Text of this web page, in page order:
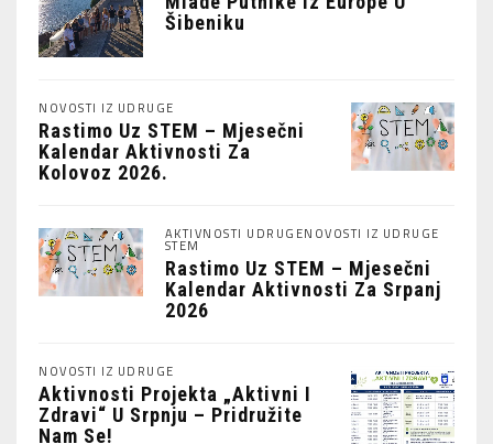
Šibeniku
NOVOSTI IZ UDRUGE
Rastimo Uz STEM – Mjesečni
Kalendar Aktivnosti Za
Kolovoz 2026.
AKTIVNOSTI UDRUGENOVOSTI IZ UDRUGE
STEM
Rastimo Uz STEM – Mjesečni
Kalendar Aktivnosti Za Srpanj
2026
NOVOSTI IZ UDRUGE
Aktivnosti Projekta „Aktivni I
Zdravi“ U Srpnju – Pridružite
Nam Se!